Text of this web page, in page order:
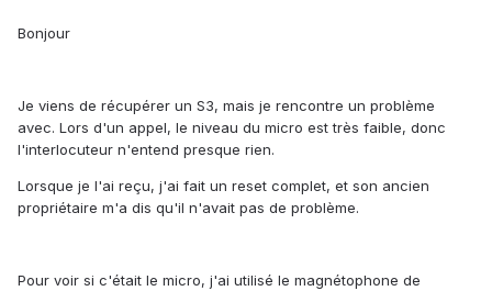
Bonjour
Je viens de récupérer un S3, mais je rencontre un problème
avec. Lors d'un appel, le niveau du micro est très faible, donc
l'interlocuteur n'entend presque rien.
Lorsque je l'ai reçu, j'ai fait un reset complet, et son ancien
propriétaire m'a dis qu'il n'avait pas de problème.
Pour voir si c'était le micro, j'ai utilisé le magnétophone de